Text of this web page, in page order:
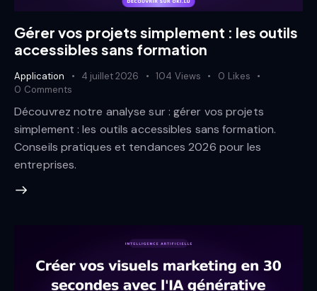
Gérer vos projets simplement : les outils
accessibles sans formation
Application 4 juillet 2026 104 Views 0 Likes
0 Comments
Découvrez notre analyse sur : gérer vos projets
simplement : les outils accessibles sans formation.
Conseils pratiques et tendances 2026 pour les
entreprises.